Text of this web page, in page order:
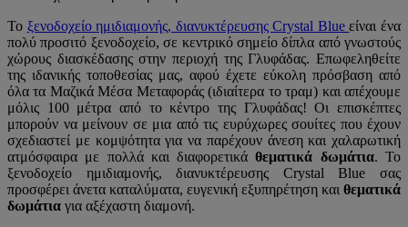
Το ξενοδοχείο ημιδιαμονής, διανυκτέρευσης Crystal Blueείναι ένα
πολύ προσιτό ξενοδοχείο, σε κεντρικό σημείο δίπλα από γνωστούς
χώρους διασκέδασης στην περιοχή της Γλυφάδας. Επωφεληθείτε
της ιδανικής τοποθεσίας μας, αφού έχετε εύκολη πρόσβαση από
όλα τα Μαζικά Μέσα Μεταφοράς (ιδιαίτερα το τραμ) και απέχουμε
μόλις 100 μέτρα από το κέντρο της Γλυφάδας! Οι επισκέπτες
μπορούν να μείνουν σε μια από τις ευρύχωρες σουίτες που έχουν
σχεδιαστεί με κομψότητα για να παρέχουν άνεση και χαλαρωτική
ατμόσφαιρα με πολλά και διαφορετικάθεματικά δωμάτια. Το
ξενοδοχείο ημιδιαμονής, διανυκτέρευσης Crystal Blue σας
προσφέρει άνετα καταλύματα, ευγενική εξυπηρέτηση και θεματικά
δωμάτια για αξέχαστη διαμονή.